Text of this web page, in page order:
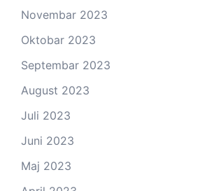
Novembar 2023
Oktobar 2023
Septembar 2023
August 2023
Juli 2023
Juni 2023
Maj 2023